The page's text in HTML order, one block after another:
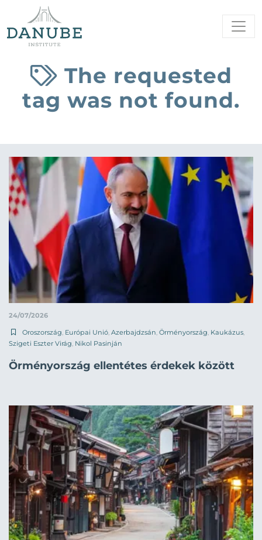
The requested
tag was not found.
24/07/2026
Oroszország Európai Unió Azerbajdzsán Örményország Kaukázus
Szigeti Eszter Virág Nikol Pasinján
Örményország ellentétes érdekek között